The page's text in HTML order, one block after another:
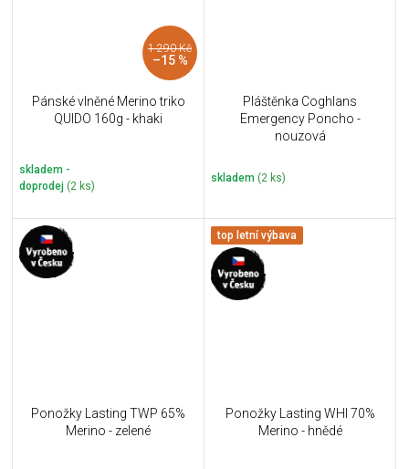
1 290 Kč
–15 %
Pánské vlněné Merino triko
QUIDO 160g - khaki
skladem -
doprodej (2 ks)
Pláštěnka Coghlans
Emergency Poncho -
nouzová
skladem (2 ks)
Ponožky Lasting TWP 65%
Merino - zelené
top letní výbava
Ponožky Lasting WHI 70%
Merino - hnědé